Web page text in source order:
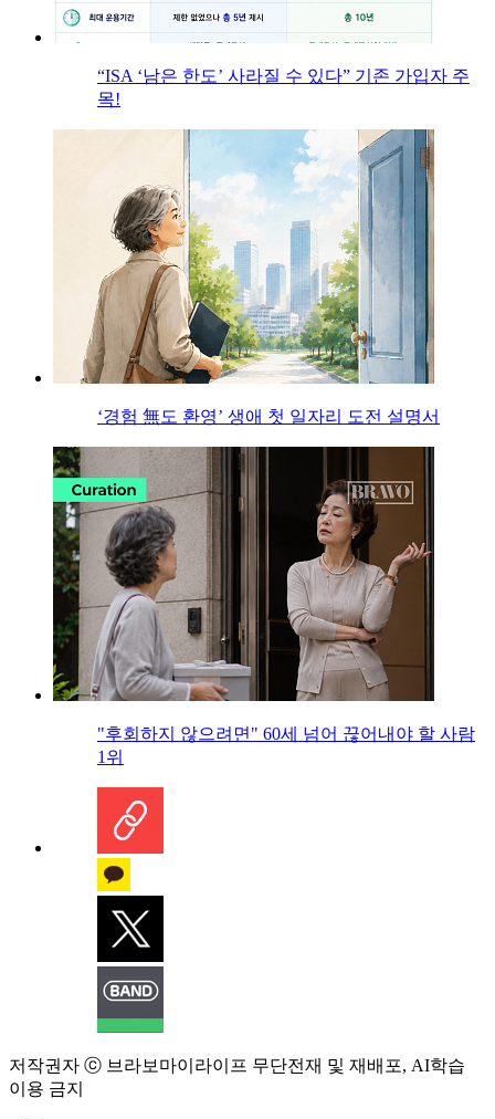
“ISA ‘남은 한도’ 사라질 수 있다” 기존 가입자 주
목!
‘경험 無도 환영’ 생애 첫 일자리 도전 설명서
"후회하지 않으려면" 60세 넘어 끊어내야 할 사람
1위
저작권자 ⓒ 브라보마이라이프 무단전재 및 재배포, AI학습
이용 금지